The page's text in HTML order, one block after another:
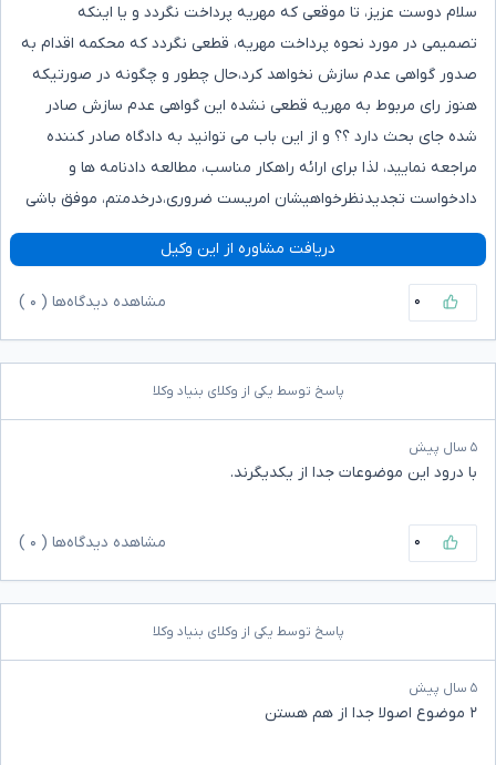
سلام دوست عزیز، تا موقعی که مهریه پرداخت نگردد و یا اینکه
تصمیمی در مورد نحوه پرداخت مهریه، قطعی نگردد که محکمه اقدام به
صدور گواهی عدم سازش نخواهد کرد،حال چطور و چگونه در صورتیکه
هنوز رای مربوط به مهریه قطعی نشده این گواهی عدم سازش صادر
شده جای بحث دارد ؟؟ و از این باب می توانید به دادگاه صادر کننده
مراجعه نمایید، لذا برای ارائه راهکار مناسب، مطالعه دادنامه ها و
دادخواست تجدیدنظرخواهیشان امریست ضروری،درخدمتم، موفق باشی
دریافت مشاوره از این وکیل
۰ مشاهده دیدگاه‌ها ( ۰
پاسخ توسط یکی از وکلای بنیاد وکلا
۵ سال پیش
با درود این موضوعات جدا از یکدیگرند.
۰ مشاهده دیدگاه‌ها ( ۰
پاسخ توسط یکی از وکلای بنیاد وکلا
۵ سال پیش
۲ موضوع اصولا جدا از هم هستن